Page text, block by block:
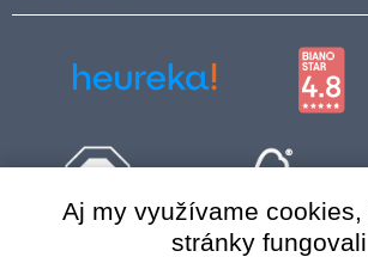
Aj my využívame cookies,
stránky fungovali